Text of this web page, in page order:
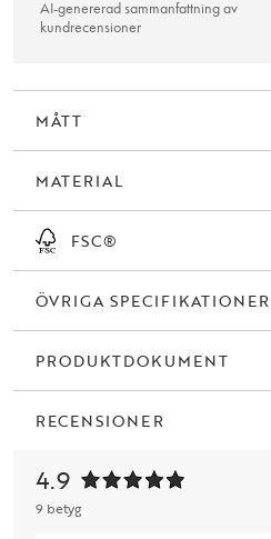
behov, upp till 4 ggr per år). Mer
AI-genererad sammanfattning av
kundrecensioner
MÅTT
MATERIAL
FSC®
ÖVRIGA SPECIFIKATIONER
PRODUKTDOKUMENT
RECENSIONER
4.9
9 betyg